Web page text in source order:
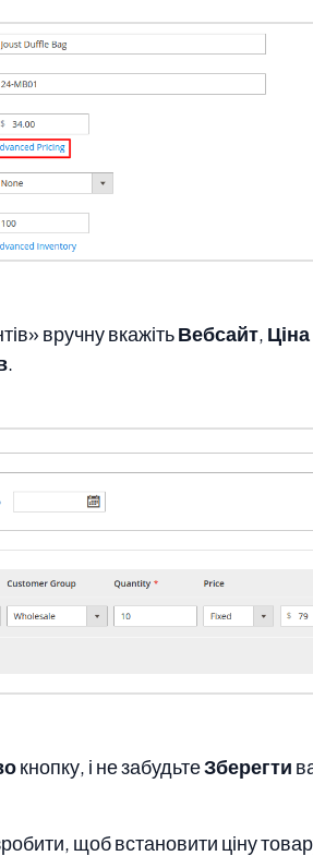
вручну вкажітьВебсайт, Ціна
.
кнопку, і не забудьтеЗберегти
щоб встановити ціну